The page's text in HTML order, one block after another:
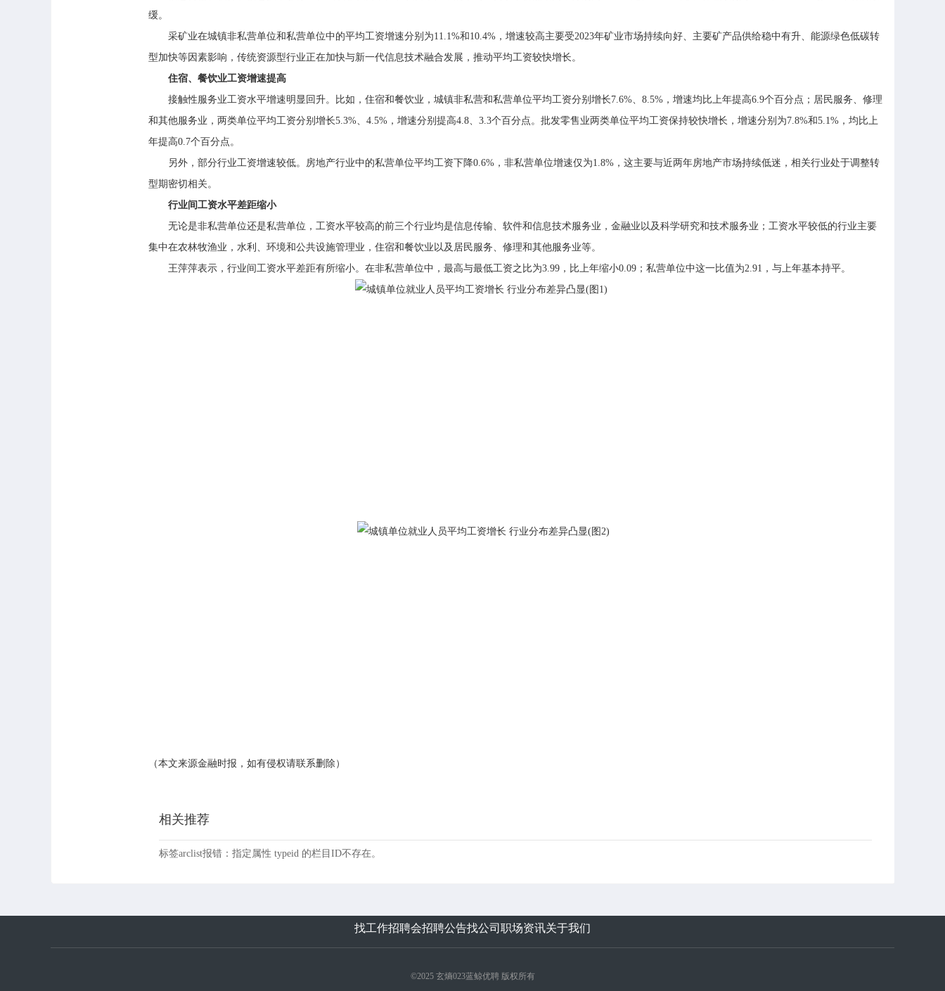
缓。
采矿业在城镇非私营单位和私营单位中的平均工资增速分别为11.1%和10.4%，增速较高主要受2023年矿业市场持续向好、主要矿产品供给稳中有升、能源绿色低碳转
型加快等因素影响，传统资源型行业正在加快与新一代信息技术融合发展，推动平均工资较快增长。
住宿、餐饮业工资增速提高
接触性服务业工资水平增速明显回升。比如，住宿和餐饮业，城镇非私营和私营单位平均工资分别增长7.6%、8.5%，增速均比上年提高6.9个百分点；居民服务、修理
和其他服务业，两类单位平均工资分别增长5.3%、4.5%，增速分别提高4.8、3.3个百分点。批发零售业两类单位平均工资保持较快增长，增速分别为7.8%和5.1%，均比上
年提高0.7个百分点。
另外，部分行业工资增速较低。房地产行业中的私营单位平均工资下降0.6%，非私营单位增速仅为1.8%，这主要与近两年房地产市场持续低迷，相关行业处于调整转
型期密切相关。
行业间工资水平差距缩小
无论是非私营单位还是私营单位，工资水平较高的前三个行业均是信息传输、软件和信息技术服务业，金融业以及科学研究和技术服务业；工资水平较低的行业主要
集中在农林牧渔业，水利、环境和公共设施管理业，住宿和餐饮业以及居民服务、修理和其他服务业等。
王萍萍表示，行业间工资水平差距有所缩小。在非私营单位中，最高与最低工资之比为3.99，比上年缩小0.09；私营单位中这一比值为2.91，与上年基本持平。
（本文来源金融时报，如有侵权请联系删除）
相关推荐
标签arclist报错：指定属性 typeid 的栏目ID不存在。
找工作招聘会招聘公告找公司 职场资讯关于我们
©2025 玄熵023蓝鲸优聘 版权所有